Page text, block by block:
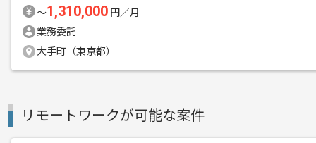
〜1,310,000 円／月
業務委託
大手町（東京都）
リモートワークが可能な案件